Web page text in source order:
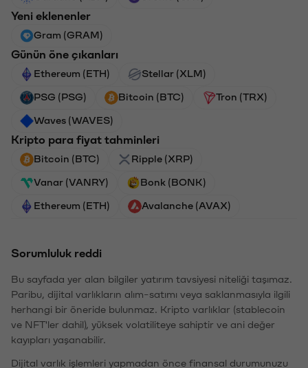
Yeni eklenenler
Gram (GRAM)
Günün öne çıkanları
Ethereum (ETH) Stellar (XLM)
PSG (PSG) Bitcoin (BTC) Tron (TRX)
Waves (WAVES)
Kripto para fiyat tahminleri
Bitcoin (BTC) Ripple (XRP)
Vanar (VANRY) Bonk (BONK)
Ethereum (ETH) Avalanche (AVAX)
Sorumluluk reddi
Bu sayfada yer alan bilgiler yatırım tavsiyesi niteliği taşımaz.
Paribu, dijital varlıkların alım-satımı veya saklanmasıyla ilgili
herhangi bir öneride bulunmaz. Kripto varlıklar (stablecoin
ve NFT'ler dahil), yüksek volatiliteye sahiptir ve ani değer
kayıpları yaşanabilir.
Dijital varlık işlemleri yapmadan önce finansal durumunuzu